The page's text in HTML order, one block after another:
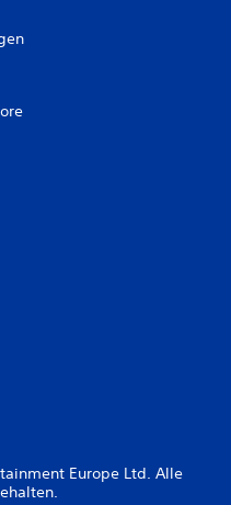
Europe Ltd. Alle